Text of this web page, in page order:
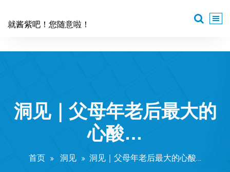
就酱紫吧！您随意啦！
洞见｜父母年老后最大的
心酸…
首页 洞见 洞见｜父母年老后最大的心酸…